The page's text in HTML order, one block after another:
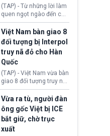
(TAP) - Từ những lời làm
quen ngọt ngào đến các
“sàn vàng ảo”, bất động
sản trực tuyến cùng
đường dây đánh bạc quy
mô lớn, hai tổ chức tội
phạm xuyên quốc gia đã
dựng lên mạng lưới hoạt
động tại Việt Nam và
Lào, lôi kéo hàng nghìn
người tham gia, luân
chuyển dòng tiền qua
nhiều lớp tài khoản. Sau
hơn 2 tuần phối hợp truy
xét, lực lượng chức năng
hai nước đã bắt giữ 171
Việt Nam bàn giao 8
đối tượng bị Interpol
truy nã đỏ cho Hàn
Quốc
(TAP) - Việt Nam vừa bàn
giao 8 đối tượng truy nã
đỏ Interpol cho lực lượng
chức năng Hàn Quốc.
Nhóm này bị xác định
lừa đảo 619 nạn nhân,
chiếm đoạt hơn 17,7 tỷ
KRW.
Vừa ra tù, người đàn
ông gốc Việt bị ICE
bắt giữ, chờ trục
xuất